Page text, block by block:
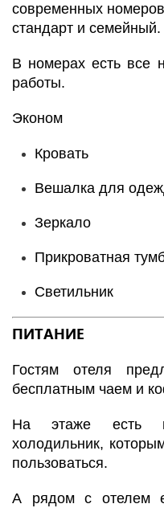
современных
стандарт и семейный.
В номерах есть все
работы.
Эконом
Кровать
Вешалка для
Зеркало
Прикроватная
Светильник
ПИТАНИЕ
Гостям отеля
бесплатным чаем и
На этаже есть
холодильник,
пользоваться.
А рядом с отелем